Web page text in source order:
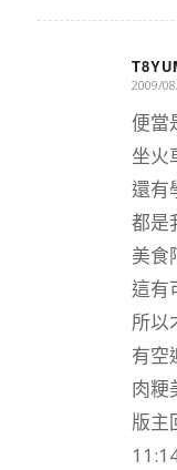
says:
2009/
便當
坐火
還有
都是
美食
這有
所以
有空
肉粳
版主